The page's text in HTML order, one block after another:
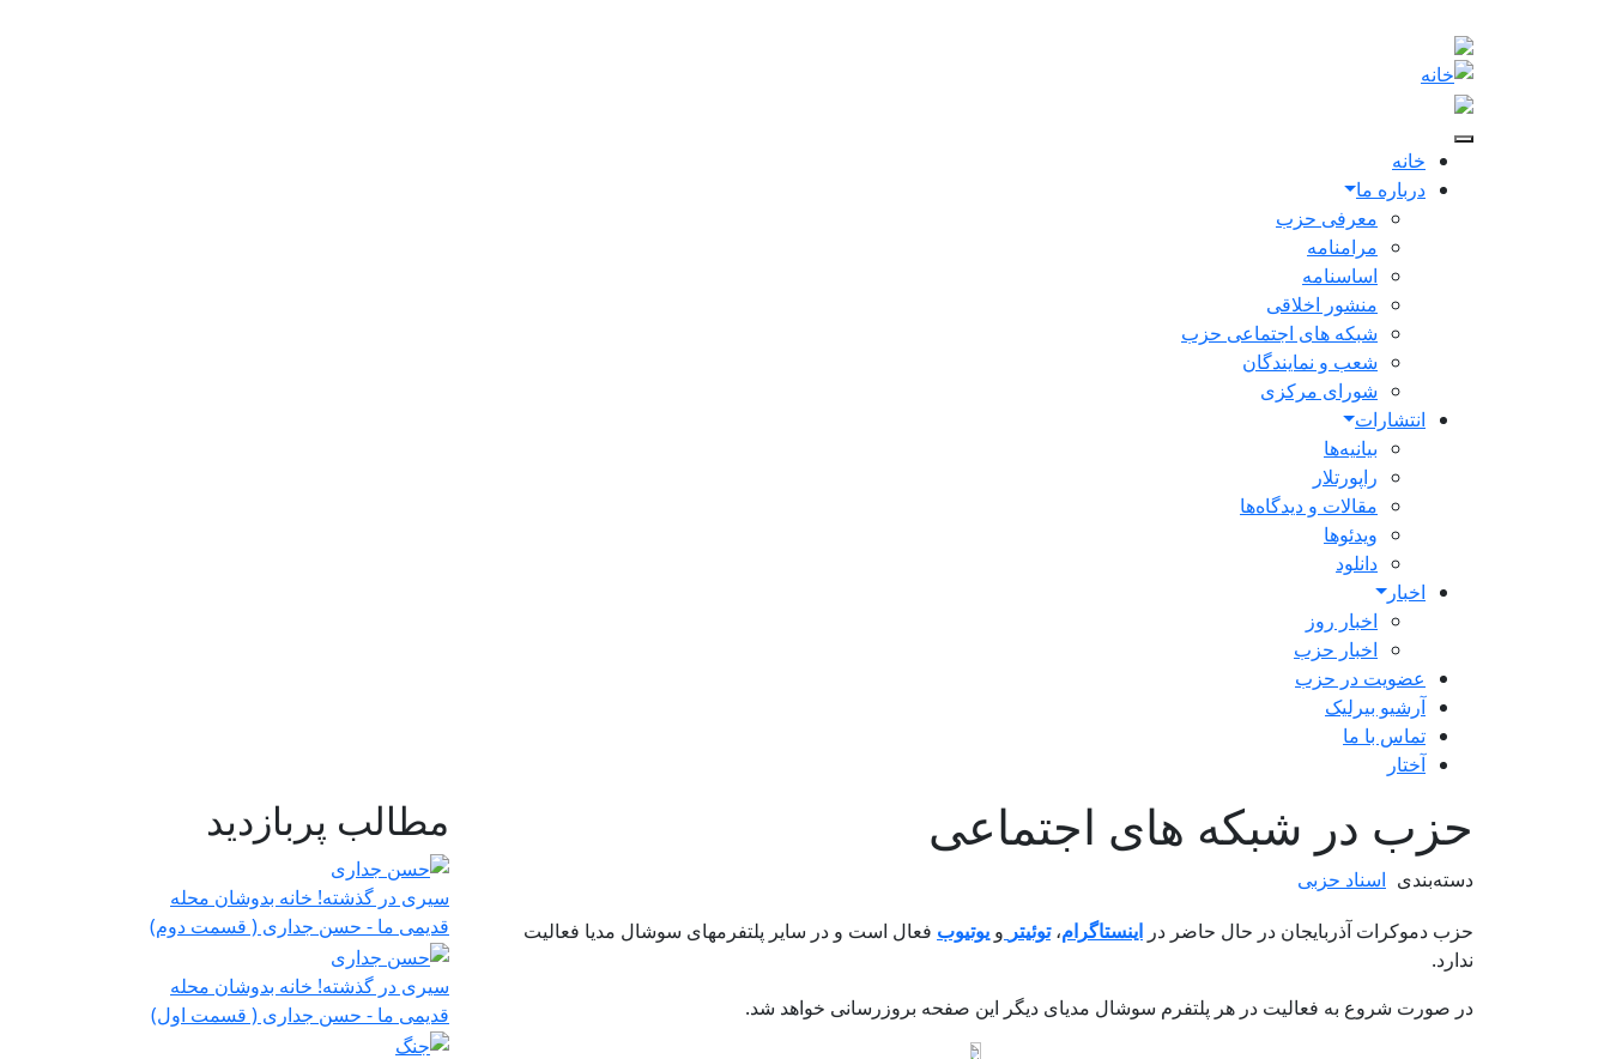
Main navigation
خانه
درباره ما
معرفی حزب
مرامنامه
اساسنامه
منشور اخلاقی
شبکه های اجتماعی حزب
شعب و نمایندگان
شورای مرکزی
انتشارات
بیانیه‌ها
راپورتلار
مقالات و دیدگاه‌ها
ویدئو‌ها
دانلود
اخبار
اخبار روز
اخبار حزب
عضویت در حزب
آرشیو بیرلیک
تماس با ما
آختار
حزب در شبکه های اجتماعی
دسته‌بندی اسناد حزبی
حزب دموکرات آذربایجان در حال حاضر در اینستاگرام،توئیتر و یوتیوب فعال است و در سایر پلتفرمهای سوشال مدیا فعالیت
ندارد.
در صورت شروع به فعالیت در هر پلتفرم سوشال مدیای دیگر این صفحه بروزرسانی خواهد شد.
مطالب پربازدید
سیری در گذشته! خانه بدوشان محله
قدیمی ما - حسن جداری ( قسمت دوم)
سیری در گذشته! خانه بدوشان محله
قدیمی ما - حسن جداری ( قسمت اول)